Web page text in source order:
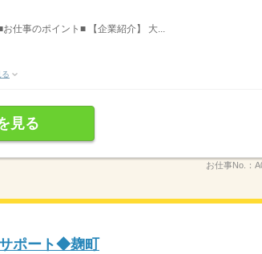
仕事のポイント■ 【企業紹介】 大...
る
見る
お仕事No.：
ポート◆麹町